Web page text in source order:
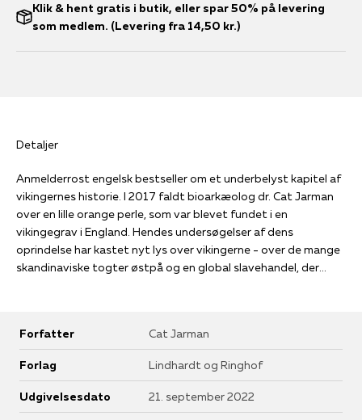
Klik & hent gratis i butik, eller spar 50% på levering
som medlem. (Levering fra 14,50 kr.)
Detaljer
Anmelderrost engelsk bestseller om et underbelyst kapitel af
vikingernes historie. I 2017 faldt bioarkæolog dr. Cat Jarman
over en lille orange perle, som var blevet fundet i en
vikingegrav i England. Hendes undersøgelser af dens
oprindelse har kastet nyt lys over vikingerne - over de mange
skandinaviske togter østpå og en global slavehandel, der
de metoder, vi bruger til at forstå dem. Ved at følge sporene
700-tallet, og vi får ny viden om vikingernes mytologiske
rejser og en overraskende global middelalderverden.
Kåret som årets historiebog 2021 af The Times.
Forfatter Cat Jarman
Forlag Lindhardt og Ringhof
Udgivelsesdato 21. september 2022